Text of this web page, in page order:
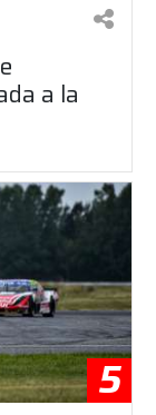
a la
5